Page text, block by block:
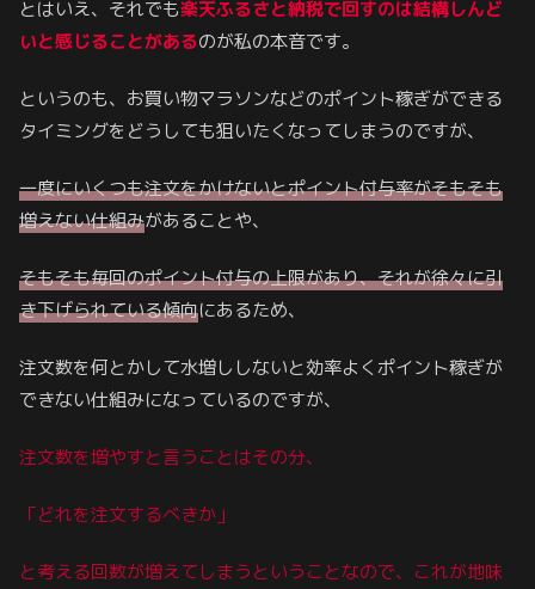
とはいえ、それでも楽天ふるさと納税で回すのは結構しんど
いと感じることがあるのが私の本音です。
というのも、お買い物マラソンなどのポイント稼ぎができる
タイミングをどうしても狙いたくなってしまうのですが、
一度にいくつも注文をかけないとポイント付与率がそもそも
増えない仕組みがあることや、
そもそも毎回のポイント付与の上限があり、それが徐々に引
き下げられている傾向にあるため、
注文数を何とかして水増ししないと効率よくポイント稼ぎが
できない仕組みになっているのですが、
注文数を増やすと言うことはその分、
「どれを注文するべきか」
と考える回数が増えてしまうということなので、これが地味